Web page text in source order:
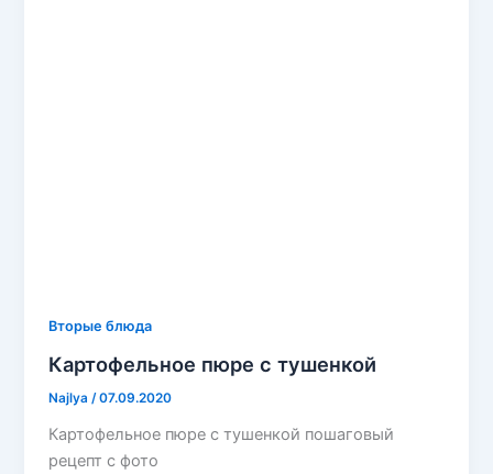
Вторые блюда
Картофельное пюре с тушенкой
Najlya/07.09.2020
Картофельное пюре с тушенкой пошаговый
рецепт с фото